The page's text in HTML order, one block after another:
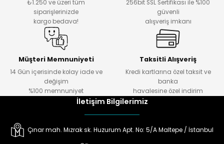
₺1.250 ve üzeri tüm
siparişlerinizde
kargo bedava!
256bit SSL Sertifikası ile %100
güvenli
alışveriş imkanı
Müşteri Memnuniyeti
14 Gün içerisinde kolay iade ve
değişim
%100 memnuniyet
Taksitli Alışveriş
Kredi kartlarına özel taksit ve
banka
havalesine özel indirim
İletişim Bilgilerimiz
Çınar mah. Mızrak sk. Huzurum Apt. No: 5/A Maltepe / İstanbul
Kağıdı